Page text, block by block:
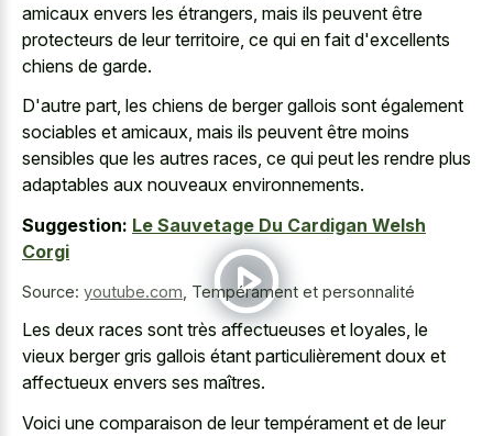
amicaux envers les étrangers, mais ils peuvent être
protecteurs de leur territoire, ce qui en fait d'excellents
chiens de garde.
D'autre part, les chiens de berger gallois sont également
sociables et amicaux, mais ils peuvent être moins
sensibles que les autres races, ce qui peut les rendre plus
adaptables aux nouveaux environnements.
Suggestion: Le Sauvetage Du Cardigan Welsh
Corgi
Source: youtube.com Tempérament et personnalité
Les deux races sont très affectueuses et loyales, le
vieux berger gris gallois étant particulièrement doux et
affectueux envers ses maîtres.
Voici une comparaison de leur tempérament et de leur